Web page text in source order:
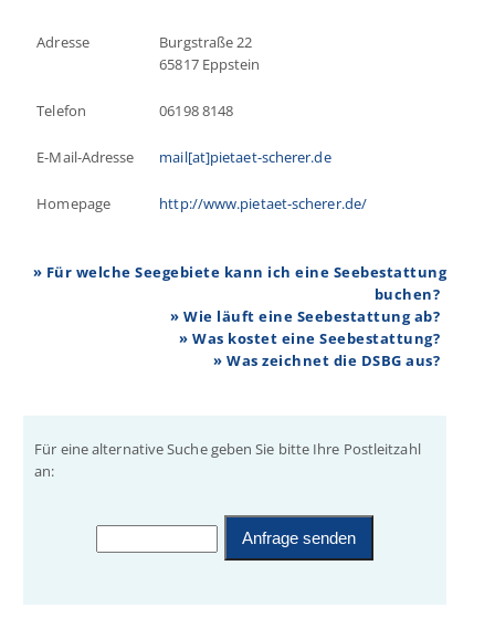
Adresse
Burgstraße 22
65817 Eppstein
Telefon 06198 8148
E-Mail-Adresse mail[at]pietaet-scherer.de
Homepage http://www.pietaet-scherer.de/
» Für welche Seegebiete kann ich eine Seebestattung
buchen?
» Wie läuft eine Seebestattung ab?
» Was kostet eine Seebestattung?
» Was zeichnet die DSBG aus?
Für eine alternative Suche geben Sie bitte Ihre Postleitzahl
an: